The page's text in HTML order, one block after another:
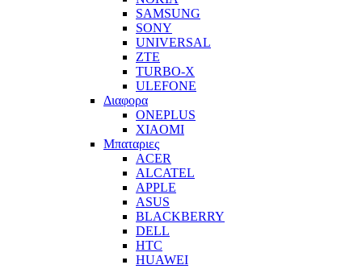
SAMSUNG
SONY
UNIVERSAL
ZTE
TURBO-X
ULEFONE
Διαφορα
ONEPLUS
XIAOMI
Μπαταριες
ACER
ALCATEL
APPLE
ASUS
BLACKBERRY
DELL
HTC
HUAWEI